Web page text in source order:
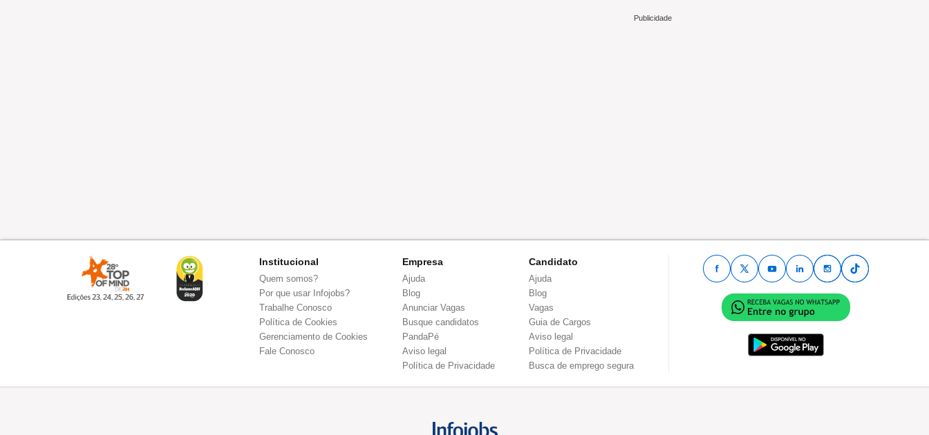
Institucional
Quem somos?
Por que usar Infojobs?
Trabalhe Conosco
Política de Cookies
Gerenciamento de Cookies
Fale Conosco
Empresa
Ajuda
Blog
Anunciar Vagas
Busque candidatos
PandaPé
Aviso legal
Política de Privacidade
Candidato
Ajuda
Blog
Vagas
Guia de Cargos
Aviso legal
Política de Privacidade
Busca de emprego segura